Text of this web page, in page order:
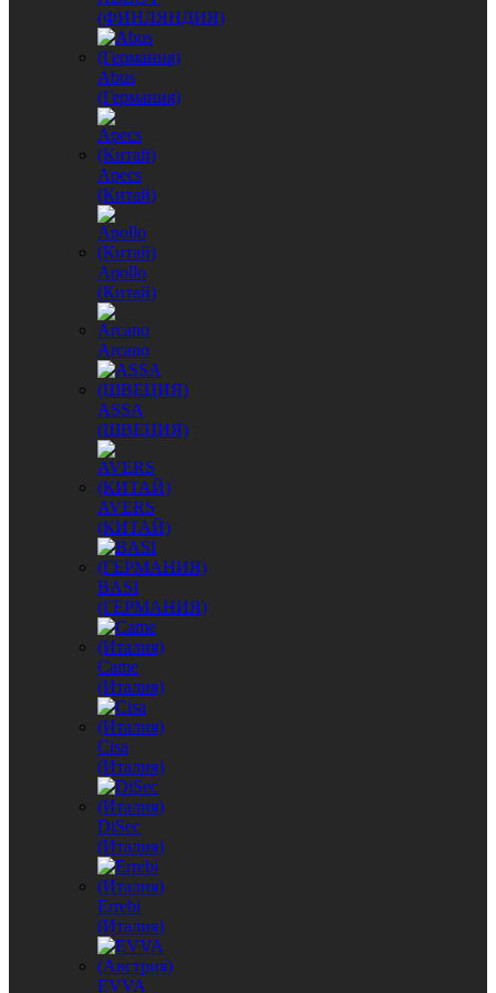
(ФИНЛЯНДИЯ)
Abus
(Германия)
Apecs
(Китай)
Apollo
(Китай)
Arcano
ASSA
(ШВЕЦИЯ)
AVERS
(КИТАЙ)
BASI
(ГЕРМАНИЯ)
Came
(Италия)
Cisa
(Италия)
DiSec
(Италия)
Errebi
(Италия)
EVVA